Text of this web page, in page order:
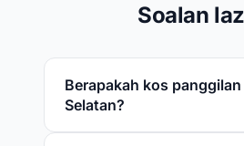
Soalan
Berapakah kos
Selatan?